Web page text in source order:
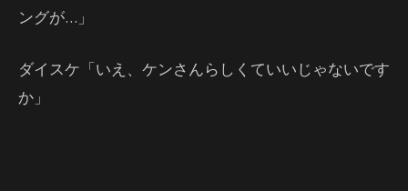
ングが…」
ダイスケ「いえ、ケンさんらしくていいじゃないです
か」